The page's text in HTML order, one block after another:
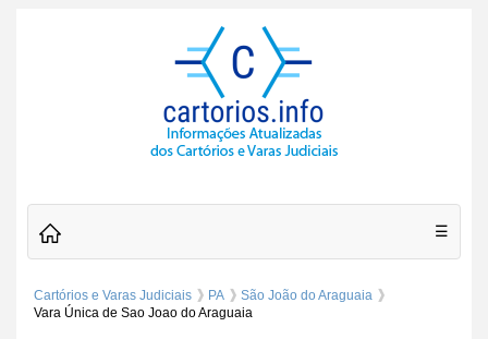
☰
Cartórios e Varas Judiciais PA
São João do Araguaia
Vara Única de Sao Joao do Araguaia